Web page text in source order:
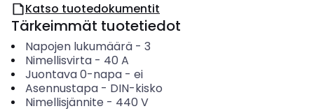
Katso tuotedokumentit
Tärkeimmät tuotetiedot
Napojen lukumäärä- 3
Nimellisvirta- 40 A
Juontava 0-napa- ei
Asennustapa- DIN-kisko
Nimellisjännite - 440 V